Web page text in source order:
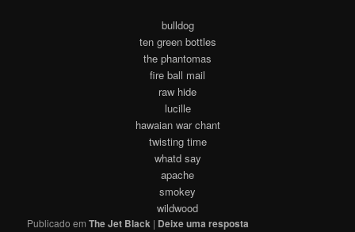
bulldog
ten green bottles
the phantomas
fire ball mail
raw hide
lucille
hawaian war chant
twisting time
whatd say
apache
smokey
wildwood
Publicado em The Jet Black | Deixe uma resposta